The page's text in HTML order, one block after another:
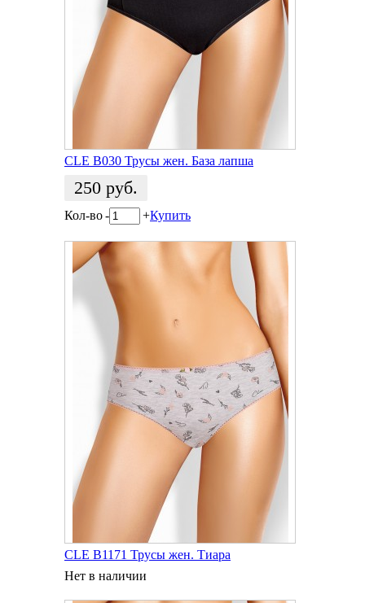
CLE B030 Трусы жен. База лапша
250 руб.
Кол-во- +Купить
CLE B1171 Трусы жен. Тиара
Нет в наличии